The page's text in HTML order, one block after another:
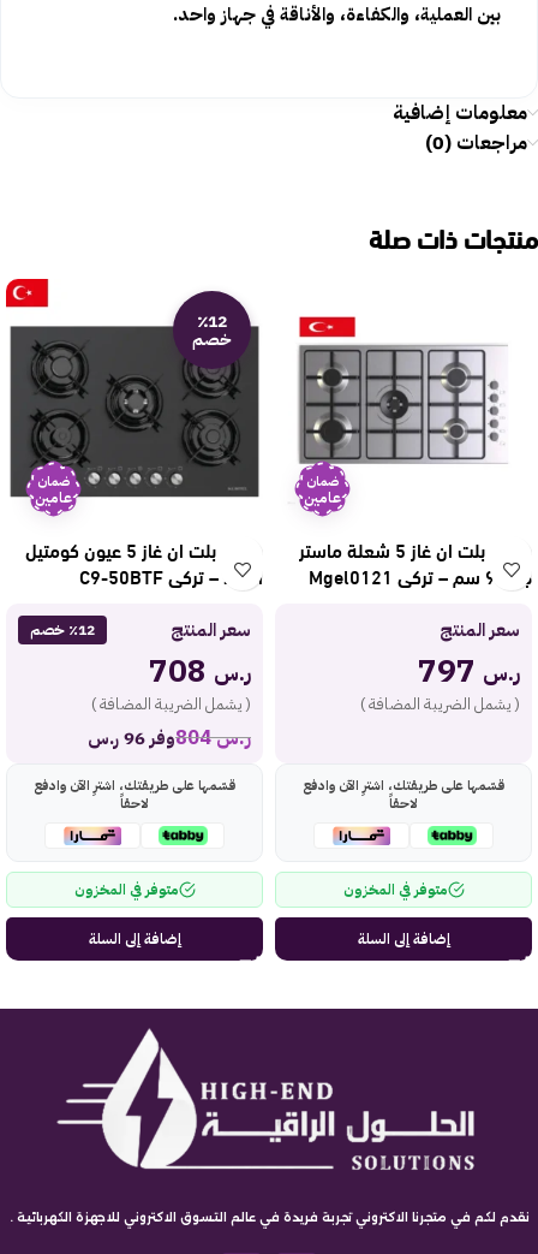
بين العملية، والكفاءة، والأناقة في جهاز واحد.
معلومات إضافية
مراجعات (0)
منتجات ذات صلة
ضمان
عامين
سطح بلت ان غاز 5 شعلة ماستر
جاز 90 سم – تركي Mgel0121
سعر المنتج
ر.س
( يشمل الضريبة المضافة )
قسّمها على طريقتك، اشترِ الآن وادفع
لاحقاً
متوفر في المخزون
إضافة إلى السلة
٪12
خصم
ضمان
عامين
سطح بلت ان غاز 5 عيون كومتيل
اسود – تركي C9-50BTF
سعر المنتج ٪12 خصم
ر.س
( يشمل الضريبة المضافة )
ر.س804 وفر 96 ر.س
قسّمها على طريقتك، اشترِ الآن وادفع
لاحقاً
متوفر في المخزون
إضافة إلى السلة
نقدم لكم في متجرنا الاكتروني تجربة فريدة في عالم التسوق الاكتروني للاجهزة الكهربائية .